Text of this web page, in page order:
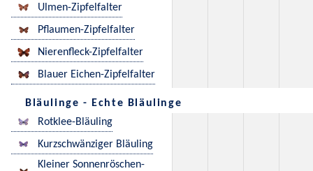
Ulmen-Zipfelfalter
Pflaumen-Zipfelfalter
Nierenfleck-Zipfelfalter
Blauer Eichen-Zipfelfalter
Bläulinge - Echte Bläulinge
Rotklee-Bläuling
Kurzschwänziger Bläuling
Kleiner Sonnenröschen-